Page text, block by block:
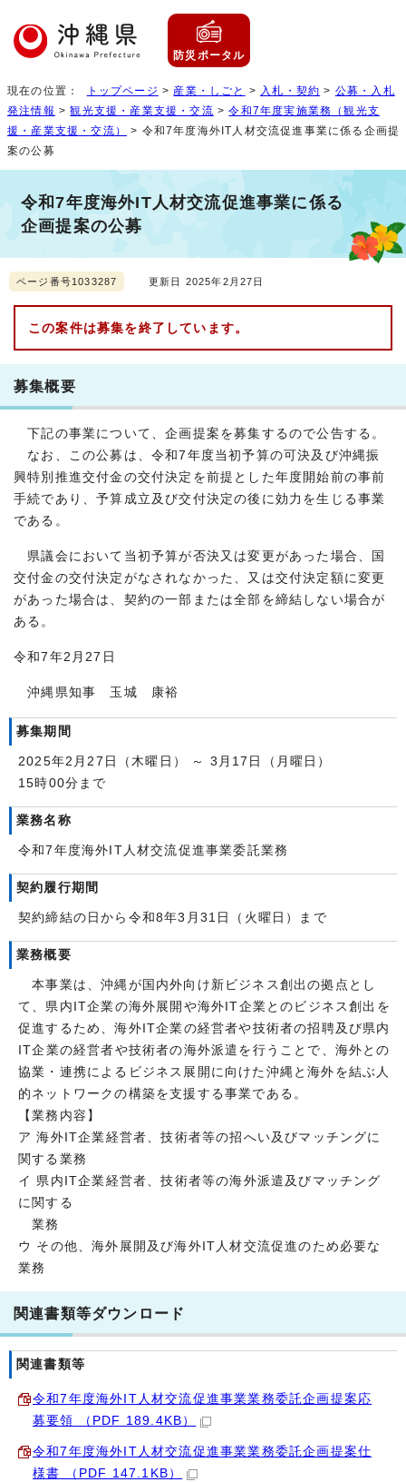
防災ポータル
現在の位置： トップページ > 産業・しごと > 入札・契約 > 公募・入札
発注情報 >観光支援・産業支援・交流 >令和7年度実施業務（観光支
援・産業支援・交流）
> 令和7年度海外IT人材交流促進事業に係る企画提
案の公募
令和7年度海外IT人材交流促進事業に係る
企画提案の公募
ページ番号1033287 更新日 2025年2月27日
この案件は募集を終了しています。
募集概要
下記の事業について、企画提案を募集するので公告する。
なお、この公募は、令和7年度当初予算の可決及び沖縄振
興特別推進交付金の交付決定を前提とした年度開始前の事前
手続であり、予算成立及び交付決定の後に効力を生じる事業
である。
県議会において当初予算が否決又は変更があった場合、国
交付金の交付決定がなされなかった、又は交付決定額に変更
があった場合は、契約の一部または全部を締結しない場合が
ある。
令和7年2月27日
沖縄県知事 玉城 康裕
募集期間
2025年2月27日（木曜日） ～ 3月17日（月曜日）
15時00分まで
業務名称
令和7年度海外IT人材交流促進事業委託業務
契約履行期間
契約締結の日から令和8年3月31日（火曜日）まで
業務概要
本事業は、沖縄が国内外向け新ビジネス創出の拠点とし
て、県内IT企業の海外展開や海外IT企業とのビジネス創出を
促進するため、海外IT企業の経営者や技術者の招聘及び県内
IT企業の経営者や技術者の海外派遣を行うことで、海外との
協業・連携によるビジネス展開に向けた沖縄と海外を結ぶ人
的ネットワークの構築を支援する事業である。
【業務内容】
ア 海外IT企業経営者、技術者等の招へい及びマッチングに
関する業務
イ 県内IT企業経営者、技術者等の海外派遣及びマッチング
に関する
業務
ウ その他、海外展開及び海外IT人材交流促進のため必要な
業務
関連書類等ダウンロード
関連書類等
令和7年度海外IT人材交流促進事業業務委託企画提案応
募要領 （PDF 189.4KB）
令和7年度海外IT人材交流促進事業業務委託企画提案仕
様書 （PDF 147.1KB）